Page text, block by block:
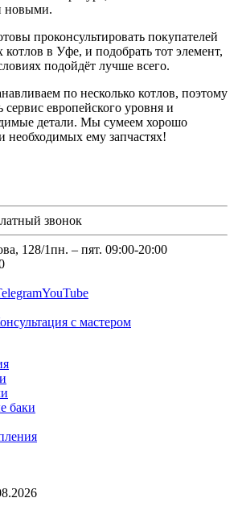
новыми.
проконсультировать покупателей
котлов в Уфе, и подобрать тот элемент,
подойдёт лучше всего.
по несколько котлов, поэтому
европейского уровня и
детали. Мы сумеем хорошо
необходимых ему запчастях!
звонок
128/1пн. – пят. 09:00-20:00
YouTube
с мастером
баки